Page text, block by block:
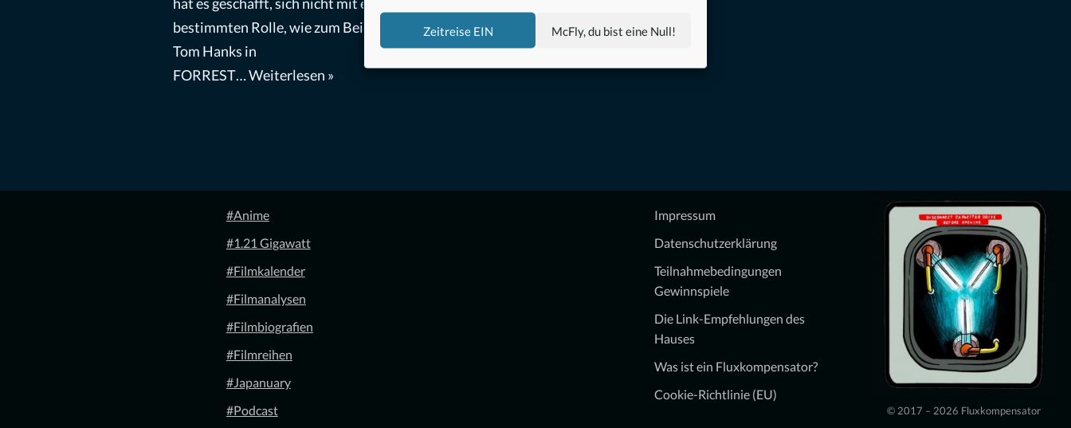
Zeitreise EIN McFly, du bist eine Null!
bestimmten Rolle, wie zum Beispiel
Tom Hanks in
FORREST…Weiterlesen »
#Anime
#1.21 Gigawatt
#Filmkalender
#Filmanalysen
#Filmbiografien
#Filmreihen
#Japanuary
#Podcast
Impressum
Datenschutzerklärung
Teilnahmebedingungen
Gewinnspiele
Die Link-Empfehlungen des
Hauses
Was ist ein Fluxkompensator?
Cookie-Richtlinie (EU)
© 2017 – 2026 Fluxkompensator